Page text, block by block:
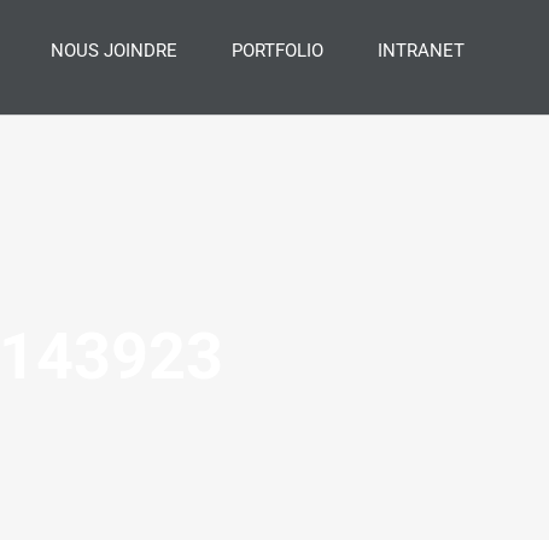
NOUS JOINDRE PORTFOLIO INTRANET